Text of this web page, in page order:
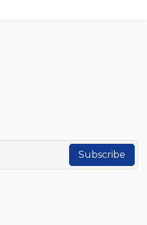
Subscribe